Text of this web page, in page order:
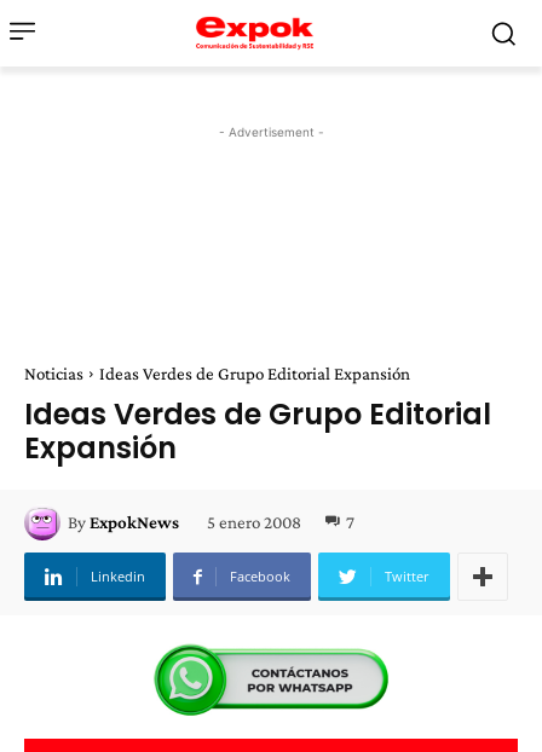
- Advertisement -
Noticias Ideas Verdes de Grupo Editorial Expansión
Ideas Verdes de Grupo Editorial
Expansión
ByExpokNews 5 enero 2008 7
Linkedin Facebook Twitter